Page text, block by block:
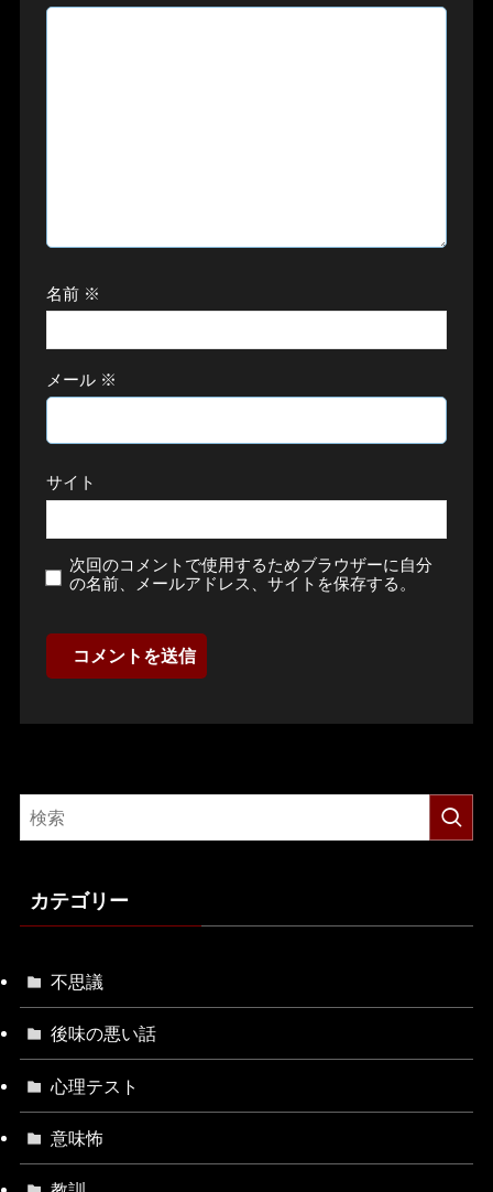
名前 ※
メール ※
サイト
次回のコメントで使用するためブラウザーに自分
の名前、メールアドレス、サイトを保存する。
カテゴリー
不思議
後味の悪い話
心理テスト
意味怖